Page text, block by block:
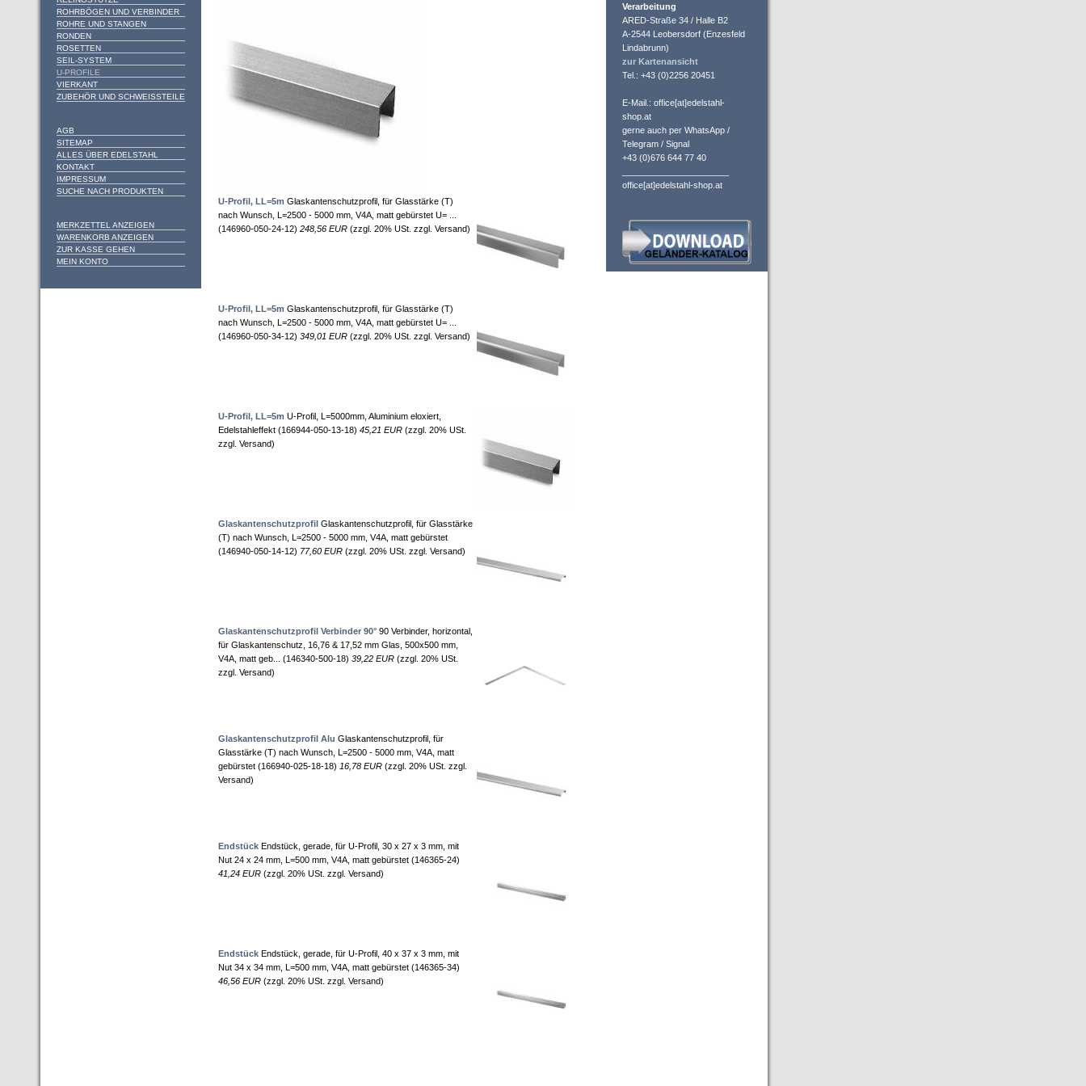
ROHRBÖGEN UND VERBINDER
ROHRE UND STANGEN
RONDEN
ROSETTEN
SEIL-SYSTEM
U-PROFILE
VIERKANT
ZUBEHÖR UND SCHWEISSTEILE
AGB
SITEMAP
ALLES ÜBER EDELSTAHL
KONTAKT
IMPRESSUM
SUCHE NACH PRODUKTEN
MERKZETTEL ANZEIGEN
WARENKORB ANZEIGEN
ZUR KASSE GEHEN
MEIN KONTO
U-Profil, LL=5m Glaskantenschutzprofil, für Glasstärke (T)
nach Wunsch, L=2500 - 5000 mm, V4A, matt gebürstet U= ...
(146960-050-24-12) 248,56 EUR (zzgl. 20% USt. zzgl. Versand)
U-Profil, LL=5m Glaskantenschutzprofil, für Glasstärke (T)
nach Wunsch, L=2500 - 5000 mm, V4A, matt gebürstet U= ...
(146960-050-34-12) 349,01 EUR (zzgl. 20% USt. zzgl. Versand)
U-Profil, LL=5m U-Profil, L=5000mm, Aluminium eloxiert,
Edelstahleffekt (166944-050-13-18) 45,21 EUR (zzgl. 20% USt.
zzgl. Versand)
Glaskantenschutzprofil Glaskantenschutzprofil, für Glasstärke
(T) nach Wunsch, L=2500 - 5000 mm, V4A, matt gebürstet
(146940-050-14-12) 77,60 EUR (zzgl. 20% USt. zzgl. Versand)
Glaskantenschutzprofil Verbinder 90° 90 Verbinder, horizontal,
für Glaskantenschutz, 16,76 & 17,52 mm Glas, 500x500 mm,
V4A, matt geb... (146340-500-18) 39,22 EUR (zzgl. 20% USt.
zzgl. Versand)
Glaskantenschutzprofil Alu Glaskantenschutzprofil, für
Glasstärke (T) nach Wunsch, L=2500 - 5000 mm, V4A, matt
gebürstet (166940-025-18-18) 16,78 EUR (zzgl. 20% USt. zzgl.
Versand)
Endstück Endstück, gerade, für U-Profil, 30 x 27 x 3 mm, mit
Nut 24 x 24 mm, L=500 mm, V4A, matt gebürstet (146365-24)
41,24 EUR (zzgl. 20% USt. zzgl. Versand)
Endstück Endstück, gerade, für U-Profil, 40 x 37 x 3 mm, mit
Nut 34 x 34 mm, L=500 mm, V4A, matt gebürstet (146365-34)
46,56 EUR (zzgl. 20% USt. zzgl. Versand)
Verarbeitung
ARED-Straße 34 / Halle B2
A-2544 Leobersdorf (Enzesfeld
Lindabrunn)
zur Kartenansicht
Tel.: +43 (0)2256 20451
E-Mail.: office[at]edelstahl-
shop.at
gerne auch per WhatsApp /
Telegram / Signal
+43 (0)676 644 77 40
office[at]edelstahl-shop.at